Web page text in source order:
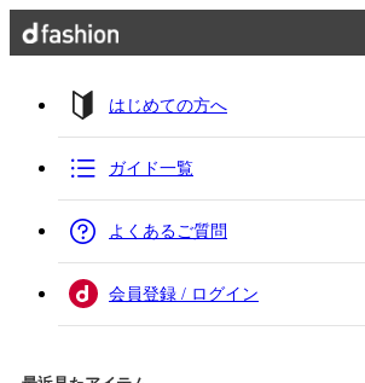
はじめての方へ
ガイド一覧
よくあるご質問
会員登録 / ログイン